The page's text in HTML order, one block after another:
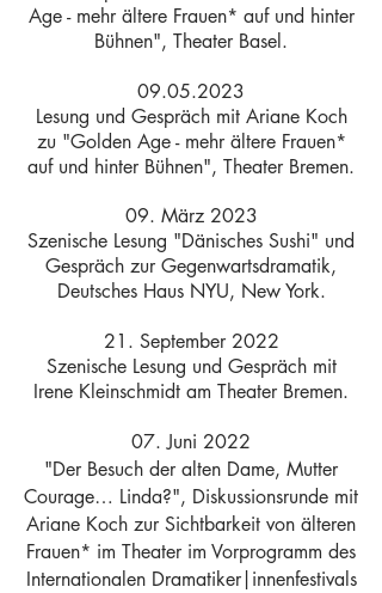
Age - mehr ältere Frauen* auf und hinter
Bühnen", Theater Basel.
09.05.2023
Lesung und Gespräch mit Ariane Koch
zu "Golden Age - mehr ältere Frauen*
auf und hinter Bühnen", Theater Bremen.
09. März 2023
Szenische Lesung "Dänisches Sushi" und
Gespräch zur Gegenwartsdramatik,
Deutsches Haus NYU, New York.
21. September 2022
Szenische Lesung und Gespräch mit
Irene Kleinschmidt am Theater Bremen.
07. Juni 2022
"Der Besuch der alten Dame, Mutter
Courage… Linda?", Diskussionsrunde mit
Ariane Koch zur Sichtbarkeit von älteren
Frauen* im Theater im Vorprogramm des
Internationalen Dramatiker|innenfestivals